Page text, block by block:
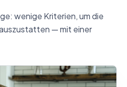
wenige Kriterien, um die
— mit einer